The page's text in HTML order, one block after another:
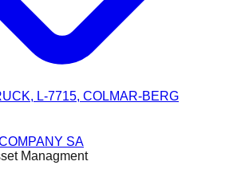
L-7715, COLMAR-BERG
SA
Managment